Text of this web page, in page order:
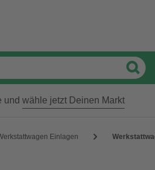
und wähle jetzt Deinen Markt
Einlagen